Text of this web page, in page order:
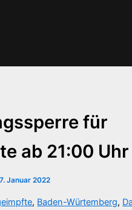
für
ab 21:00 Uhr
Januar 2022
, Baden-Würtemberg,